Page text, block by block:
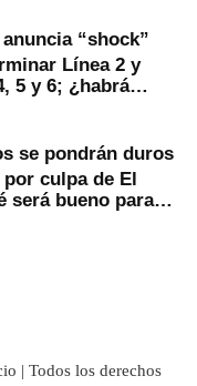
“shock”
Línea 2 y
5 y 6; ¿habrá
se pondrán duros
culpa de El
será bueno para
| Todos los derechos